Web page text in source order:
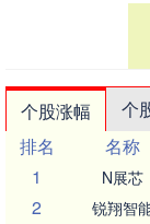
个股涨幅 个
排名
名称
1
N展芯
2 锐翔智